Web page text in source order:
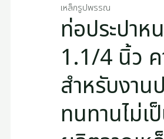
เหล็กรูปพรรณ
ท่อประปาห
1.1/4 นิ้ว ค
สำหรับงาน
ทนทานไม่เ